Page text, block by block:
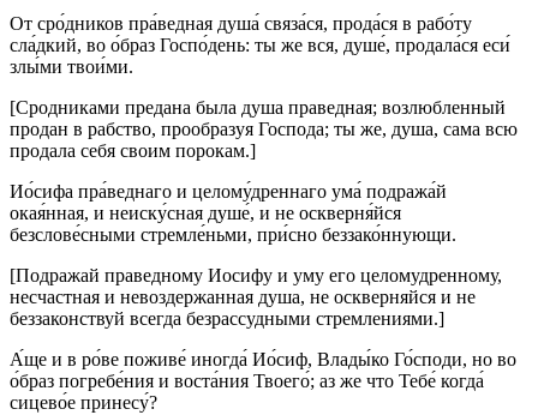
От сро́дников пра́ведная душа́ связа́ся, прода́ся в рабо́ту
сла́дкий, во о́браз Госпо́день: ты же вся, душе́, продала́ся еси́
злы́ми твои́ми.
[Сродниками предана была душа праведная; возлюбленный
продан в рабство, прообразуя Господа; ты же, душа, сама всю
продала себя своим порокам.]
Ио́сифа пра́веднаго и целому́дреннаго ума́ подража́й
окая́нная, и неиску́сная душе́, и не оскверня́йся
безслове́сными стремле́ньми, при́сно беззако́ннующи.
[Подражай праведному Иосифу и уму его целомудренному,
несчастная и невоздержанная душа, не оскверняйся и не
беззаконствуй всегда безрассудными стремлениями.]
А́ще и в ро́ве поживе́ иногда́ Ио́сиф, Влады́ко Го́споди, но во
о́браз погребе́ния и воста́ния Твоего́; аз же что Тебе́ когда́
сицево́е принесу́?